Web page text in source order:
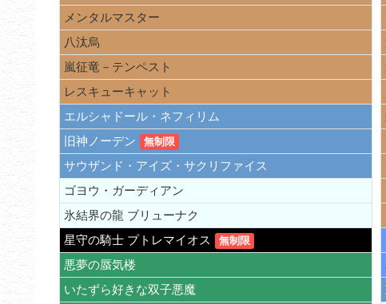
メンタルマスター
八汰烏
嵐征竜－テンペスト
レスキューキャット
エルシャドール・ネフィリム
旧神ノーデン
無制限
サウザンド・アイズ・サクリファイス
ゴヨウ・ガーディアン
氷結界の龍 ブリューナク
星守の騎士 プトレマイオス
無制限
悪夢の蜃気楼
いたずら好きな双子悪魔